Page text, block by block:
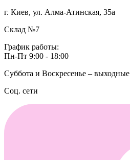
г. Киев, ул. Алма-Атинская, 35а
Склад №7
График работы:
Пн-Пт 9:00 - 18:00
Суббота и Воскресенье – выходные
Соц. сети